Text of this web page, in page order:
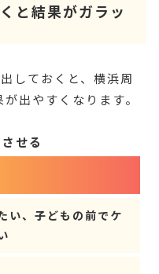
と結果がガラッ
しておくと、横浜周
出やすくなります。
せる
い、子どもの前でケ